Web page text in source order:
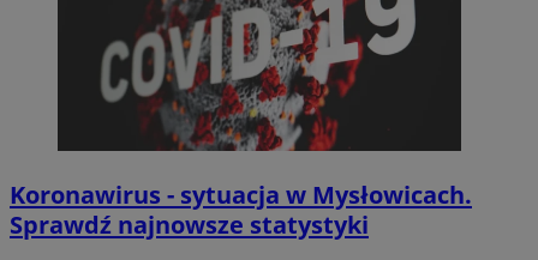
Koronawirus - sytuacja w Mysłowicach.
Sprawdź najnowsze statystyki